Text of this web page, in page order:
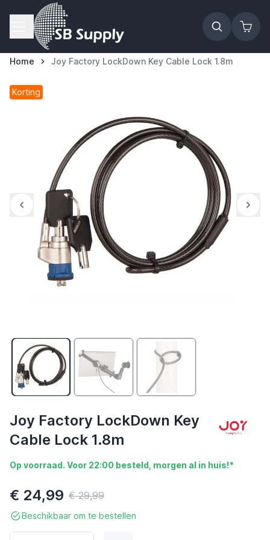
Ga naar de inhoud
Home Joy Factory LockDown Key Cable Lock 1.8m
Korting
Joy Factory LockDown Key
Cable Lock 1.8m
Op voorraad. Voor 22:00 besteld, morgen al in huis!*
€ 24,99 € 29,99
Beschikbaar om te bestellen